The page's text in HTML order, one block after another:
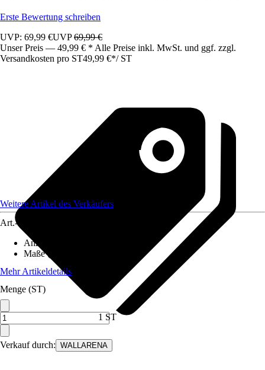
Erste Bewertung schreiben
UVP: 69,99 €UVP69,99 €
Unser Preis — 49,99 € * Alle Preise inkl. MwSt. und ggf. zzgl.
Versandkosten pro ST49,99 €*/ ST
Verkauf durch: WALLARENA
Weitere Artikel des Verkäufers
Art.-Nr.
Anzahl der Teile
Maße (BxH)
Mehr Artikeldetails
Menge (ST)
1 ST